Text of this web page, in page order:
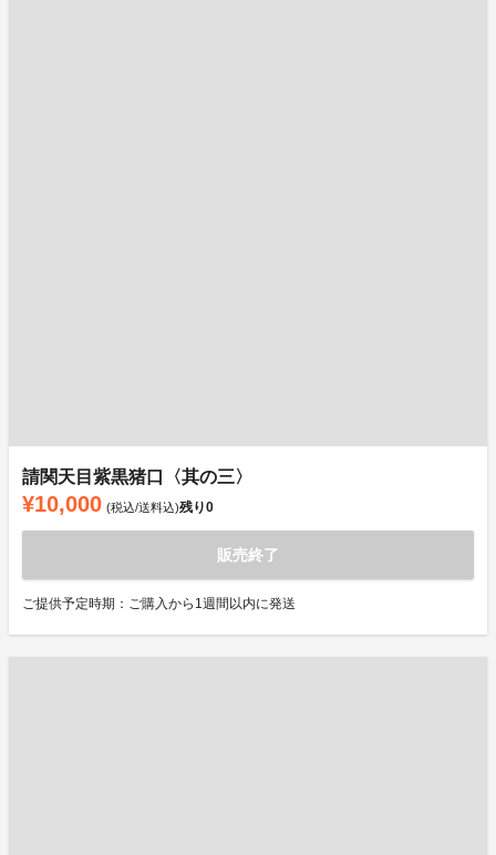
請関天目紫黒猪口〈其の三〉
¥10,000 (税込/送料込)残り0
販売終了
ご提供予定時期：ご購入から1週間以内に発送